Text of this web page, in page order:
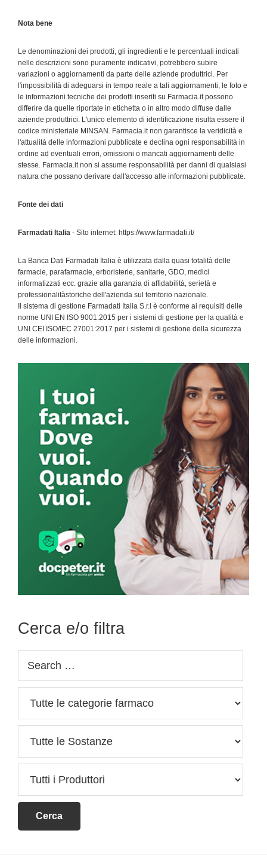
Nota bene
Le denominazioni dei prodotti, gli ingredienti e le percentuali indicati
nelle descrizioni sono puramente indicativi, potrebbero subire
variazioni o aggiornamenti da parte delle aziende produttrici. Per
l'impossibilità di adeguarsi in tempo reale a tali aggiornamenti, le foto e
le informazioni tecniche dei prodotti inseriti su Farmacia.it possono
differire da quelle riportate in etichetta o in altro modo diffuse dalle
aziende produttrici. L'unico elemento di identificazione risulta essere il
codice ministeriale MINSAN. Farmacia.it non garantisce la veridicità e
l'attualità delle informazioni pubblicate e declina ogni responsabilità in
ordine ad eventuali errori, omissioni o mancati aggiornamenti delle
stesse. Farmacia.it non si assume responsabilità per danni di qualsiasi
natura che possano derivare dall'accesso alle informazioni pubblicate.
Fonte dei dati
Farmadati Italia - Sito internet: https://www.farmadati.it/
La Banca Dati Farmadati Italia è utilizzata dalla quasi totalità delle
farmacie, parafarmacie, erboristerie, sanitarie, GDO, medici
informatizzati ecc. grazie alla garanzia di affidabilità, serietà e
professionalitàstoriche dell'azienda sul territorio nazionale.
Il sistema di gestione Farmadati Italia S.r.l è conforme ai requisiti delle
norme UNI EN ISO 9001:2015 per i sistemi di gestione per la qualità e
UNI CEI ISO/IEC 27001:2017 per i sistemi di gestione della sicurezza
delle informazioni.
Sidebar
Cerca e/o filtra